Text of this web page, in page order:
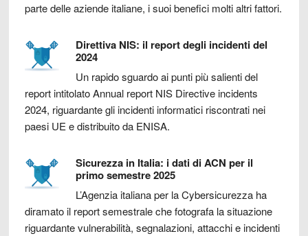
parte delle aziende italiane, i suoi benefici molti altri fattori.
Direttiva NIS: il report degli incidenti del
2024
Un rapido sguardo ai punti più salienti del
report intitolato Annual report NIS Directive incidents
2024, riguardante gli incidenti informatici riscontrati nei
paesi UE e distribuito da ENISA.
Sicurezza in Italia: i dati di ACN per il
primo semestre 2025
L’Agenzia italiana per la Cybersicurezza ha
diramato il report semestrale che fotografa la situazione
riguardante vulnerabilità, segnalazioni, attacchi e incidenti